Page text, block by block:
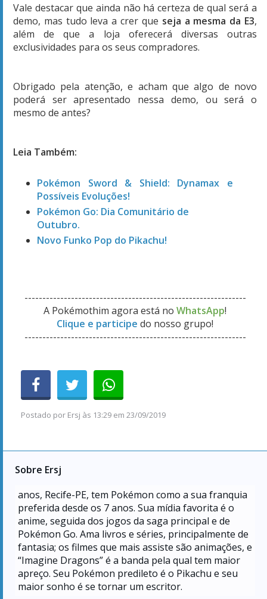
Vale destacar que ainda não há certeza de qual será a
demo, mas tudo leva a crer que seja a mesma da E3,
além de que a loja oferecerá diversas outras
exclusividades para os seus compradores.
Obrigado pela atenção, e acham que algo de novo
poderá ser apresentado nessa demo, ou será o
mesmo de antes?
Leia Também:
Pokémon Sword & Shield: Dynamax e
Possíveis Evoluções!
Pokémon Go: Dia Comunitário de
Outubro.
Novo Funko Pop do Pikachu!
--------------------------------------------------------------
A Pokémothim agora está no WhatsApp!
Clique e participe do nosso grupo!
--------------------------------------------------------------
Postado por Ersj às 13:29 em 23/09/2019
Sobre Ersj
anos, Recife-PE, tem Pokémon como a sua franquia
preferida desde os 7 anos. Sua mídia favorita é o
anime, seguida dos jogos da saga principal e de
Pokémon Go. Ama livros e séries, principalmente de
fantasia; os filmes que mais assiste são animações, e
“Imagine Dragons” é a banda pela qual tem maior
apreço. Seu Pokémon predileto é o Pikachu e seu
maior sonho é se tornar um escritor.